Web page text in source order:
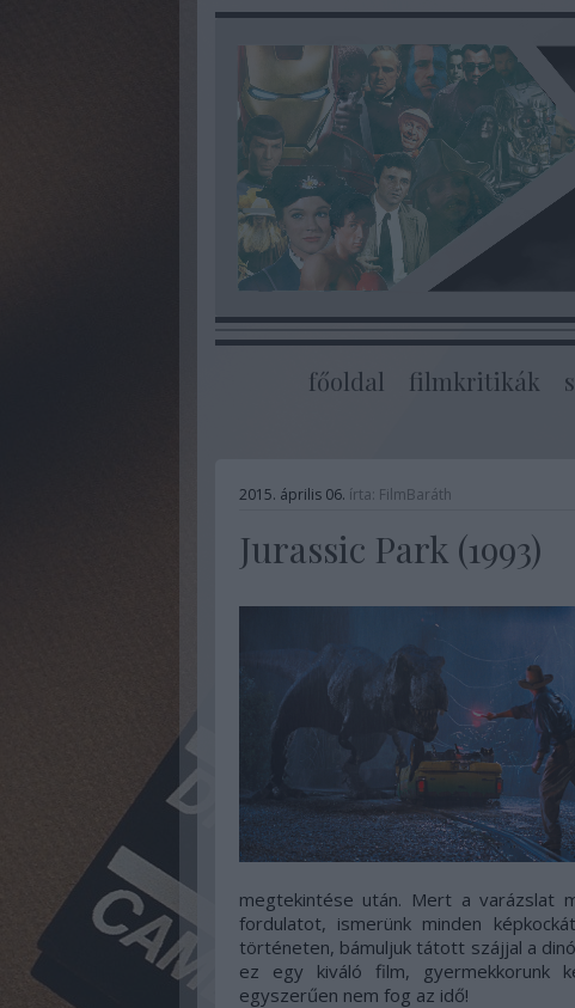
főoldal filmkritikák
2015. április 06. írta: FilmBaráth
Jurassic Park (1993)
megtekintése után. Mert a varázslat
fordulatot, ismerünk minden
történeten, bámuljuk tátott szájjal a
ez egy kiváló film, gyermekkorunk
egyszerűen nem fog az idő!